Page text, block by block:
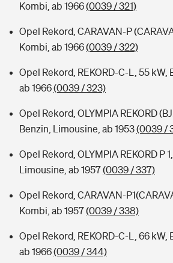
Kombi, ab 1966(0039 / 321)
Opel Rekord, CARAVAN-P
Kombi, ab 1966(0039 / 322)
Opel Rekord, REKORD-C-L, 55 kW,
ab 1966(0039 / 323)
Opel Rekord, OLYMPIA REKORD
Benzin, Limousine, ab 1953(0039 /
Opel Rekord, OLYMPIA REKORD P
Limousine, ab 1957(0039 / 337)
Opel Rekord, CARAVAN-
Kombi, ab 1957(0039 / 338)
Opel Rekord, REKORD-C-L, 66 kW,
ab 1966(0039 / 344)